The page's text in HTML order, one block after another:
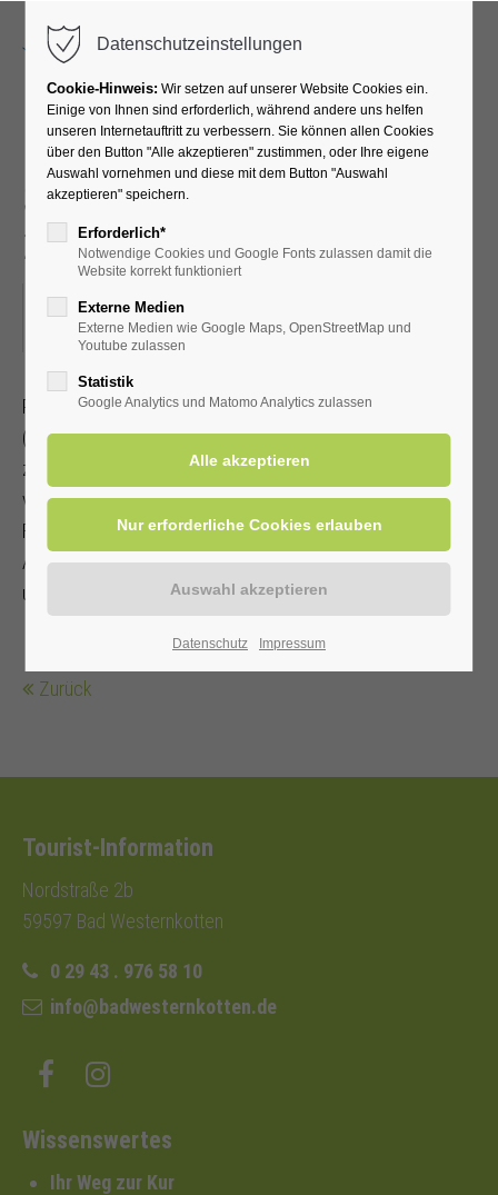
Radwanderung mit dem
SGV -Endlang der Lippe-
zwischendurch Einkehr
21.06.2025, 13:30–18:00
ORT: TREFFPUNKT MARKTPLATZ IN ERWITTE
Radwanderung mit dem Sauerländischen Gebirgsverein
(Streckenlänge 35-50 km)
zwischendurch Einkehr. Jeder Teilnehmer sorgt für ein
verkehrssicheres
Fahrrad mit Ersatzschlauch, Schloss und Werkzeug.
Angepasste Kleidung, Regenschutz
und Fahrradhelm werden empfohlen.
Zurück
Tourist-Information
Nordstraße 2b
59597 Bad Westernkotten
0 29 43 . 976 58 10
info@badwesternkotten.de
Wissenswertes
Ihr Weg zur Kur
Datenschutzeinstellungen
Cookie-Hinweis: Wir setzen auf unserer Website Cookies ein.
Einige von Ihnen sind erforderlich, während andere uns helfen
unseren Internetauftritt zu verbessern. Sie können allen Cookies
über den Button "Alle akzeptieren" zustimmen, oder Ihre eigene
Auswahl vornehmen und diese mit dem Button "Auswahl
akzeptieren" speichern.
Erforderlich*
Notwendige Cookies und Google Fonts zulassen damit die
Website korrekt funktioniert
Externe Medien
Externe Medien wie Google Maps, OpenStreetMap und
Youtube zulassen
Statistik
Google Analytics und Matomo Analytics zulassen
Datenschutz Impressum